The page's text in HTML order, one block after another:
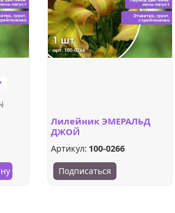
Лилейник ЭМЕРАЛЬД
ДЖОЙ
Артикул: 100-0266
Подписаться